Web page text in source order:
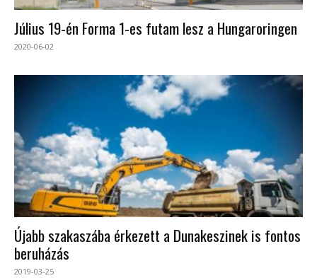
Július 19-én Forma 1-es futam lesz a Hungaroringen
2020-06-02
Újabb szakaszába érkezett a Dunakeszinek is fontos
beruházás
2019-03-25